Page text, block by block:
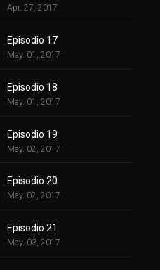
Apr. 27, 2017
Episodio 17
May. 01, 2017
Episodio 18
May. 01, 2017
Episodio 19
May. 02, 2017
Episodio 20
May. 02, 2017
Episodio 21
May. 03, 2017